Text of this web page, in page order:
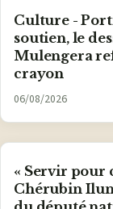
Culture -
soutien, le
Mulengera
crayon
06/08/2026
« Servir pour
Chérubin